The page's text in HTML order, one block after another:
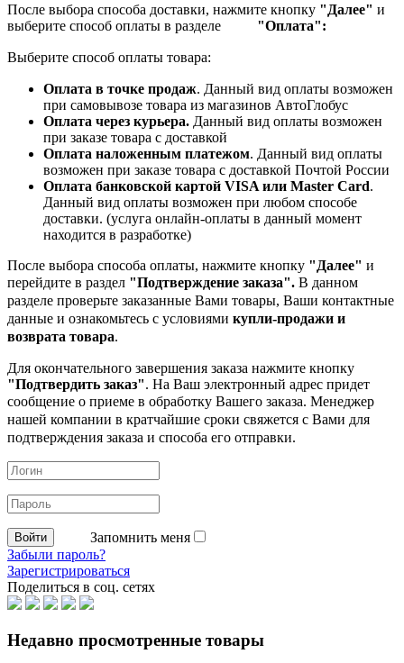
После выбора способа доставки, нажмите кнопку "Далее" и
выберите способ оплаты в разделе "Оплата":
Выберите способ оплаты товара:
Оплата в точке продаж. Данный вид оплаты возможен
при самовывозе товара из магазинов АвтоГлобус
Оплата через курьера. Данный вид оплаты возможен
при заказе товара с доставкой
Оплата наложенным платежом. Данный вид оплаты
возможен при заказе товара с доставкой Почтой России
Оплата банковской картой VISA или Master Card.
Данный вид оплаты возможен при любом способе
доставки. (услуга онлайн-оплаты в данный момент
находится в разработке)
После выбора способа оплаты, нажмите кнопку "Далее" и
перейдите в раздел "Подтверждение заказа". В данном
разделе проверьте заказанные Вами товары, Ваши контактные
данные и ознакомьтесь с условиями купли-продажи и
возврата товара.
Для окончательного завершения заказа нажмите кнопку
"Подтвердить заказ". На Ваш электронный адрес придет
сообщение о приеме в обработку Вашего заказа. Менеджер
нашей компании в кратчайшие сроки свяжется с Вами для
подтверждения заказа и способа его отправки.
Запомнить меня
Забыли пароль?
Зарегистрироваться
Поделиться в соц. сетях
Недавно просмотренные товары